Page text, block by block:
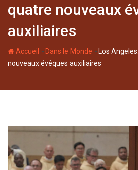
quatre nouveaux
auxiliaires
Accueil - Dans le Monde - Los
nouveaux évêques auxiliaires